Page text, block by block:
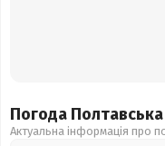
Погода Полтавська
Актуальна інформація про